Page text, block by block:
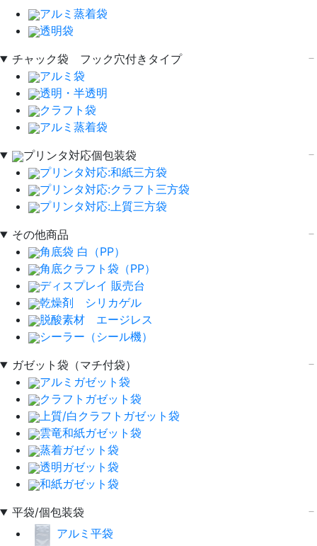
アルミ蒸着袋
透明袋
チャック袋 フック穴付きタイプ
アルミ袋
透明・半透明
クラフト袋
アルミ蒸着袋
プリンタ対応個包装袋
プリンタ対応:和紙三方袋
プリンタ対応:クラフト三方袋
プリンタ対応:上質三方袋
その他商品
角底袋 白（PP）
角底クラフト袋（PP）
ディスプレイ 販売台
乾燥剤 シリカゲル
脱酸素材 エージレス
シーラー（シール機）
ガゼット袋（マチ付袋）
アルミガゼット袋
クラフトガゼット袋
上質/白クラフトガゼット袋
雲竜和紙ガゼット袋
蒸着ガゼット袋
透明ガゼット袋
和紙ガゼット袋
平袋/個包装袋
アルミ平袋